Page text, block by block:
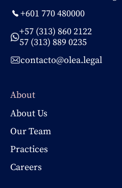
+601 770 480000
+57 (313) 860 2122
57 (313) 889 0235
contacto@olea.legal
About
About Us
Our Team
Practices
Careers